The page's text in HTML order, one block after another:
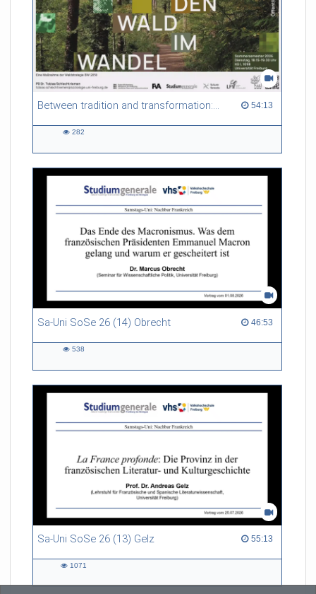
Between tradition and transformation: how owners, advisers and institutions co-create knowledge for resilient forests in Europe 54:13
54:13 duration
282
Sa-Uni SoSe 26 (14) Obrecht 46:53
46:53 duration
538
Sa-Uni SoSe 26 (13) Gelz 55:13
55:13 duration
1071